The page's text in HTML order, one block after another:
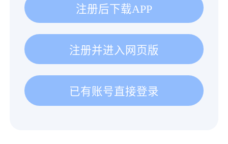
注册后下载APP
注册并进入网页版
已有账号直接登录